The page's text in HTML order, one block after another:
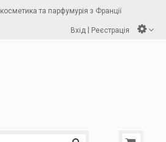
косметика та парфумурія з Франції
Вхід Реєстрація